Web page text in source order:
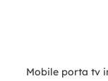
Mobile porta tv